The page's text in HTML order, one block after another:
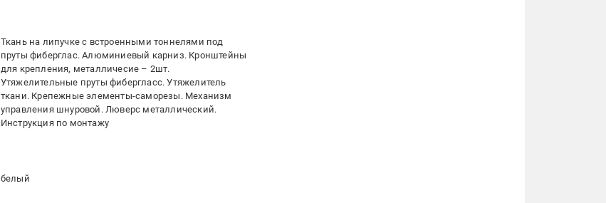
Ткань на липучке с встроенными тоннелями под
пруты фиберглас. Алюминиевый карниз. Кронштейны
для крепления, металличесие – 2шт.
Утяжелительные пруты фибергласс. Утяжелитель
ткани. Крепежные элементы-саморезы. Механизм
управления шнуровой. Люверс металлический.
Инструкция по монтажу
белый